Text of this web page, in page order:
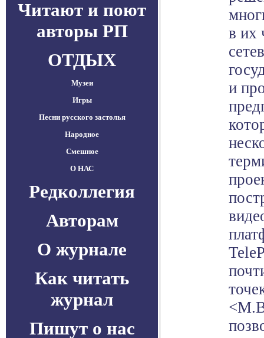
Читают и поют
авторы РП
ОТДЫХ
Музеи
Игры
Песни русского застолья
Народное
Смешное
О НАС
Редколлегия
Авторам
О журнале
Как читать
журнал
Пишут о нас
в их
и